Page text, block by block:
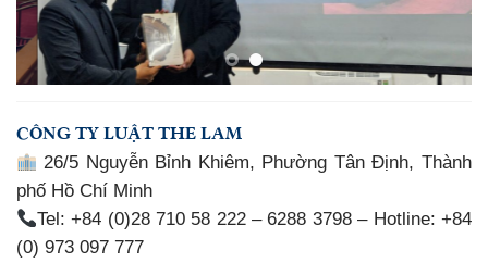
CÔNG TY LUẬT THE LAM
26/5 Nguyễn Bỉnh Khiêm, Phường Tân Định, Thành
phố Hồ Chí Minh
Tel: +84 (0)28 710 58 222 – 6288 3798 – Hotline: +84
(0) 973 097 777